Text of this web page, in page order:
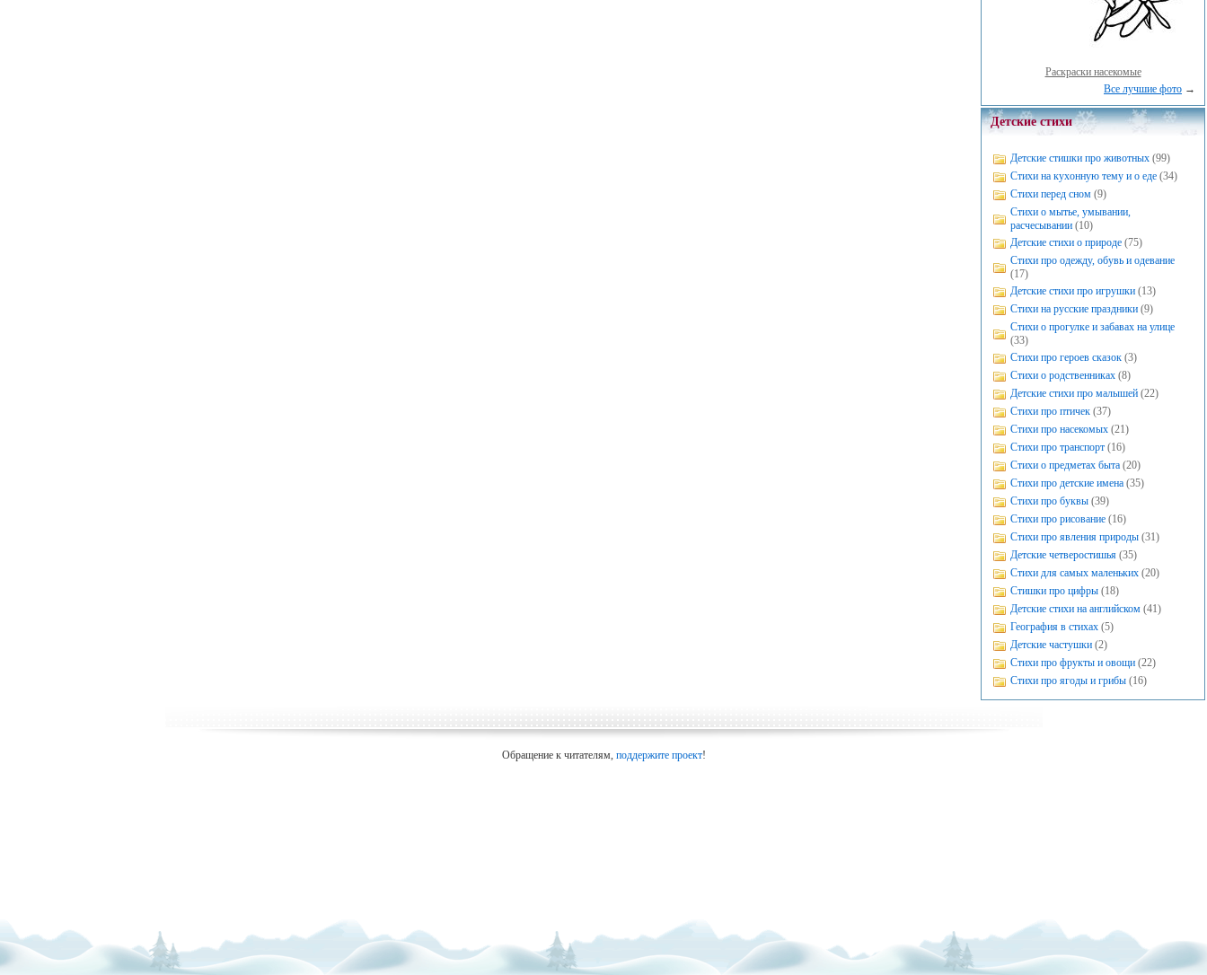
Раскраски насекомые
Все лучшие фото →
Детские стихи
Детские стишки про животных (99)
Стихи на кухонную тему и о еде (34)
Стихи перед сном (9)
Стихи о мытье, умывании,
расчесывании (10)
Детские стихи о природе (75)
Стихи про одежду, обувь и одевание
(17)
Детские стихи про игрушки (13)
Стихи на русские праздники (9)
Стихи о прогулке и забавах на улице
(33)
Стихи про героев сказок (3)
Стихи о родственниках (8)
Детские стихи про малышей (22)
Стихи про птичек (37)
Стихи про насекомых (21)
Стихи про транспорт (16)
Стихи о предметах быта (20)
Стихи про детские имена (35)
Стихи про буквы (39)
Стихи про рисование (16)
Стихи про явления природы (31)
Детские четверостишья (35)
Стихи для самых маленьких (20)
Стишки про цифры (18)
Детские стихи на английском (41)
География в стихах (5)
Детские частушки (2)
Стихи про фрукты и овощи (22)
Стихи про ягоды и грибы (16)
Обращение к читателям, поддержите проект!